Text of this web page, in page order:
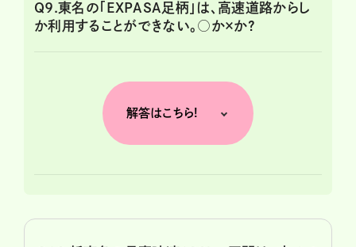
Q9.東名の「EXPASA足柄」は、高速道路からし
か利用することができない。○か×か?
解答はこちら!